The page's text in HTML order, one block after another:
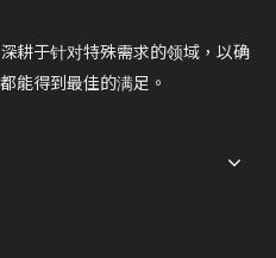
耕于针对特殊需求的领域，以确
能得到最佳的满足。